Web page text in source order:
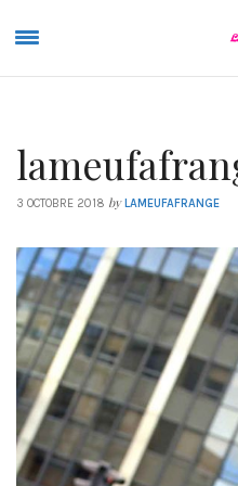
3 OCTOBRE 2018 by LAMEUFAFRANGE